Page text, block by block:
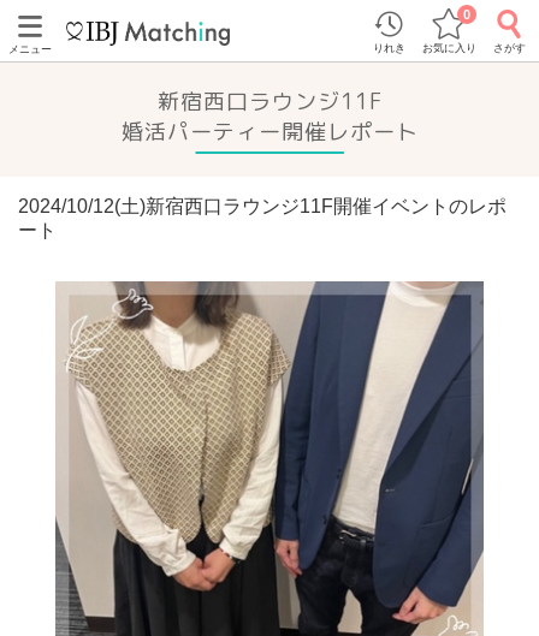
メニュー りれき お気に入り
0
さがす
新宿西口ラウンジ11F
婚活パーティー開催レポート
2024/10/12(土)新宿西口ラウンジ11F開催イベントのレポ
ート